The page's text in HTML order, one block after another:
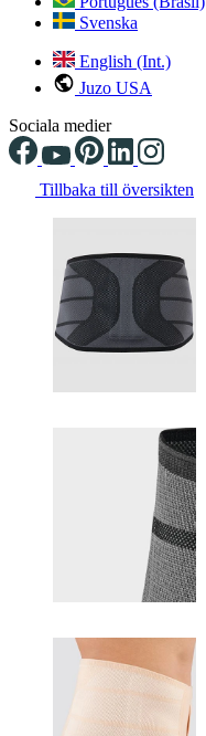
Svenska
English (Int.)
Juzo USA
Sociala medier
Tillbaka till översikten